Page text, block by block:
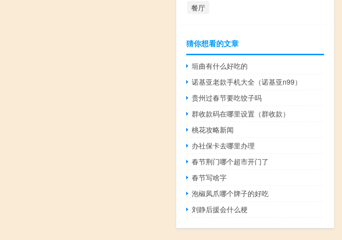
餐厅
猜你想看的文章
垣曲有什么好吃的
诺基亚老款手机大全（诺基亚n99）
贵州过春节要吃饺子吗
群收款码在哪里设置（群收款）
桃花攻略新闻
办社保卡去哪里办理
春节荆门哪个超市开门了
春节写啥字
泡椒凤爪哪个牌子的好吃
刘静后援会什么梗